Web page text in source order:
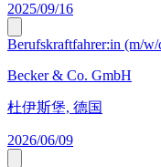
2025/09/16
Berufskraftfahrer:in (m/
Becker & Co. GmbH
杜伊斯堡, 德国
2026/06/09